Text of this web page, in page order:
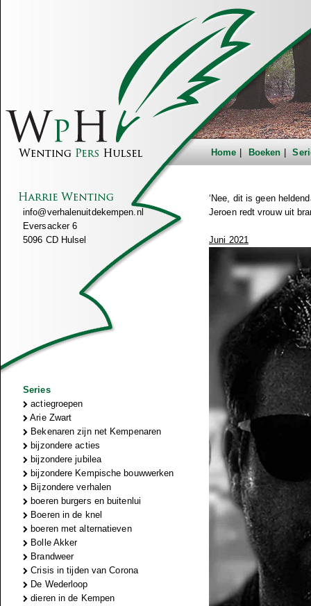
Home Boeken
info@verhalenuitdekempen.nl
Eversacker 6
5096 CD Hulsel
Series
actiegroepen
Arie Zwart
Bekenaren zijn net Kempenaren
bijzondere acties
bijzondere jubilea
bijzondere Kempische bouwwerken
Bijzondere verhalen
boeren burgers en buitenlui
Boeren in de knel
boeren met alternatieven
Bolle Akker
Brandweer
Crisis in tijden van Corona
De Wederloop
dieren in de Kempen
‘Nee, dit is geen
Jeroen redt vrouw uit
Juni 2021